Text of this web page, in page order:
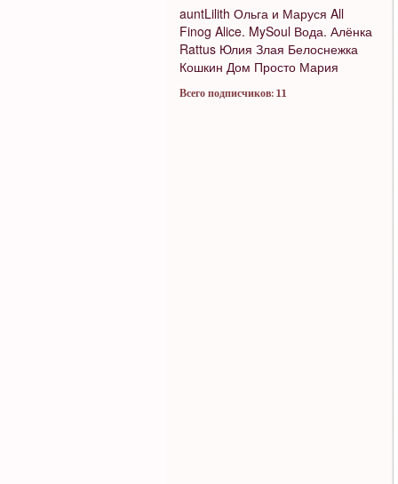
auntLilith Ольга и Маруся All
Finog Alice. MySoul Вода. Алёнка
Rattus Юлия Злая Белоснежка
Кошкин Дом Просто Мария
Всего подписчиков: 11